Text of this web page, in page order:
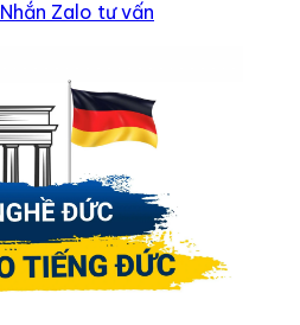
Nhắn Zalo tư vấn